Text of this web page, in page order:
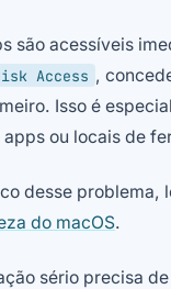
são acessíveis
Access ,
Isso é
ou locais de
desse problema,
do macOS.
sério precisa